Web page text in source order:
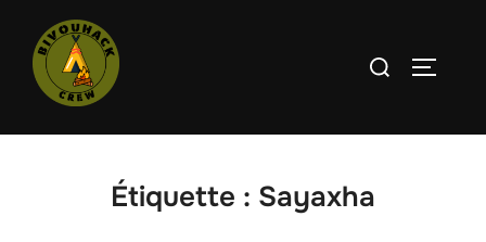
contenu
Rechercher :
Étiquette : Sayaxha